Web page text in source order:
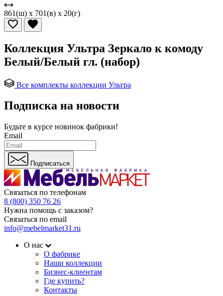
861(ш) x 701(в) x 20(г)
Коллекция Ультра Зеркало к комоду
Белый/Белый гл. (набор)
Все комплекты коллекции Ультра
Подписка на новости
Будьте в курсе новинок фабрики!
Email
Подписаться
Связаться по телефонам
8 (800) 350 76 26
Нужна помощь с заказом?
Связаться по email
info@mebelmarket31.ru
О нас
О фабрике
Наши коллекции
Бизнес-клиентам
Где купить?
Контакты